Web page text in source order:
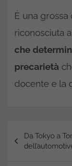
È una
riconosciuta
che
precarietà
docente e la
articoli
Da Tokyo a